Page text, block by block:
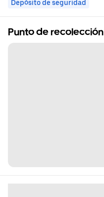
Depósito de seguridad
Punto de recolección